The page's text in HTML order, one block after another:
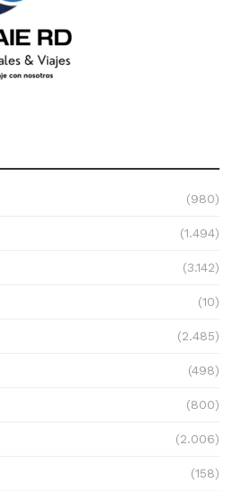
(980)
(1.494)
(3.142)
(10)
(2.485)
(498)
(800)
(2.006)
(158)